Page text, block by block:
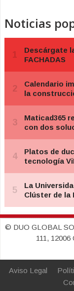
Noticias
© DUO GLOBAL
111,
Aviso Legal